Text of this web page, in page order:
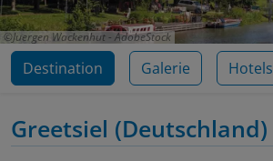
Juergen Wackenhut - AdobeStock
Destination Galerie Hotels
Greetsiel (Deutschland)